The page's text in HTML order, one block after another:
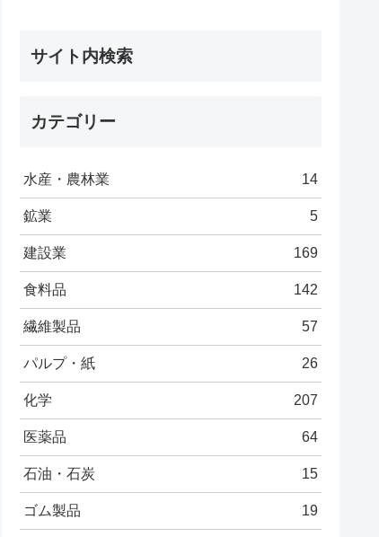
サイト内検索
カテゴリー
水産・農林業 14
鉱業 5
建設業 169
食料品 142
繊維製品 57
パルプ・紙 26
化学 207
医薬品 64
石油・石炭 15
ゴム製品 19